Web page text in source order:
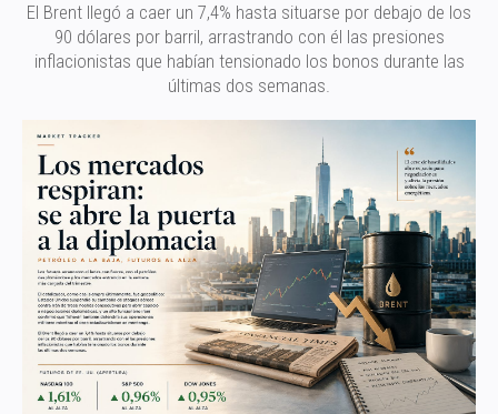
El Brent llegó a caer un 7,4% hasta situarse por debajo de los
90 dólares por barril, arrastrando con él las presiones
inflacionistas que habían tensionado los bonos durante las
últimas dos semanas.